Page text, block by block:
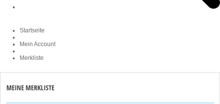
Startseite
Mein Account
Merkliste
MEINE MERKLISTE